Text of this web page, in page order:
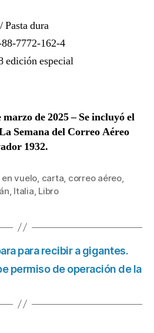
Pasta dura
162-4
especial
de 2025 – Se incluyó el
Semana del Correo Aéreo
1932.
vuelo, carta, correo aéreo,
, Italia, Libro
para recibir a gigantes.
permiso de operación de la